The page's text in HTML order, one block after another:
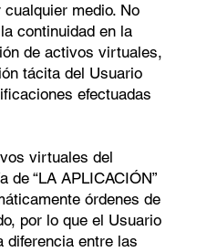
medio. No
continuidad en la
de activos virtuales,
tácita del Usuario
efectuadas
virtuales del
de “LA APLICACIÓN”
órdenes de
por lo que el Usuario
diferencia entre las